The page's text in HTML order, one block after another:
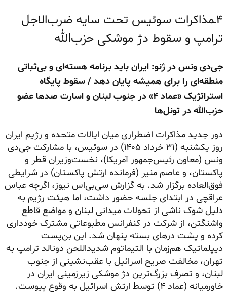
۴ـمذاکرات سوئیس تحت سایه ضرب‌الاجل
ترامپ و سقوط دژ موشکی حزب‌الله
جی‌دی ونس در ژنو: ایران باید برنامه هسته‌ای و بی‌ثباتی
منطقه‌ای را برای همیشه پایان دهد / سقوط پایگاه
استراتژیک «عماد ۴» در جنوب لبنان و اسارت صدها عضو
حزب‌الله در تونل‌ها
دور جدید مذاکرات اضطراری میان ایالات متحده و رژیم ایران
روز یکشنبه (۳۱ خرداد ۱۴۰۵) در سوئیس، با مشارکت جی‌دی
ونس (معاون رئیس‌جمهور آمریکا)، نخست‌وزیران قطر و
پاکستان، و عاصم منیر (فرمانده ارتش پاکستان) در شرایطی
فوق‌العاده برگزار شد. به گزارش سی‌بی‌اس نیوز، اگرچه عباس
عراقچی در ابتدای جلسه حضور داشت، اما هیئت رژیم به
دلیل شوک ناشی از تحولات میدانی لبنان و مواضع قاطع
واشنگتن، از شرکت در کنفرانس مطبوعاتی مشترک خودداری
کرده و پشت درهای بسته پنهان شد. این بن‌پست
دیپلماتیک هم‌زمان با التیماتوم شدیداللحن دونالد ترامپ به
تهران، مخالفت صریح اسرائیل با عقب‌نشینی از جنوب
لبنان، و تصرف بزرگ‌ترین دژ موشکی زیرزمینی ایران در
خاورمیانه (عماد ۴) توسط ارتش اسرائیل به وقوع پیوست.